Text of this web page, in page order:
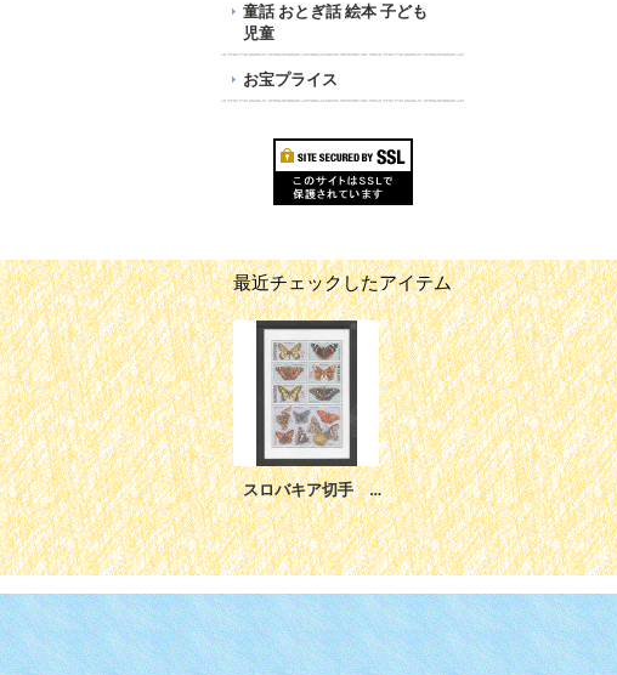
童話 おとぎ話 絵本 子ども
児童
お宝プライス
最近チェックしたアイテム
スロバキア切手 2002年 蝶 小型シート